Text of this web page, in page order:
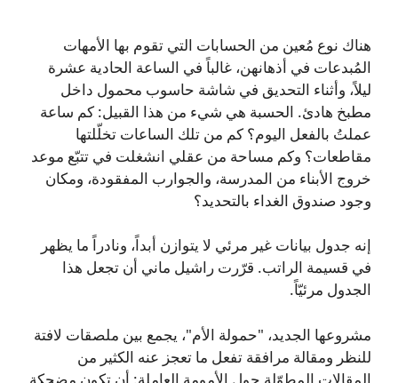
هناك نوع مُعين من الحسابات التي تقوم بها الأمهات
المُبدعات في أذهانهن، غالباً في الساعة الحادية عشرة
ليلاً، وأثناء التحديق في شاشة حاسوب محمول داخل
مطبخ هادئ. الحسبة هي شيء من هذا القبيل: كم ساعة
عملتُ بالفعل اليوم؟ كم من تلك الساعات تخلّلتها
مقاطعات؟ وكم مساحة من عقلي انشغلت في تتبّع موعد
خروج الأبناء من المدرسة، والجوارب المفقودة، ومكان
وجود صندوق الغداء بالتحديد؟
إنه جدول بيانات غير مرئي لا يتوازن أبداً، ونادراً ما يظهر
في قسيمة الراتب. قرّرت راشيل ماني أن تجعل هذا
الجدول مرئيّاً.
مشروعها الجديد، "حمولة الأم"، يجمع بين ملصقات لافتة
للنظر ومقالة مرافقة تفعل ما تعجز عنه الكثير من
المقالات المطوّلة حول الأمومة العاملة: أن تكون مضحكة